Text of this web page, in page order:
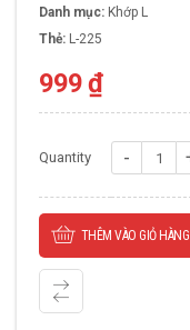
Danh mục: Khớp L
Thẻ: L-225
999₫
Quantity
Khớp
Su
L-
THÊM VÀO GIỎ HÀNG